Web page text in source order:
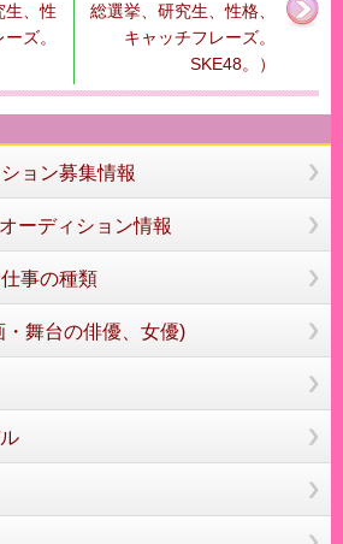
生、性
ズ。
総選挙、研究生、性格、
キャッチフレーズ。
SKE48。）
ョン募集情報
ーディション情報
事の種類
舞台の俳優、女優)